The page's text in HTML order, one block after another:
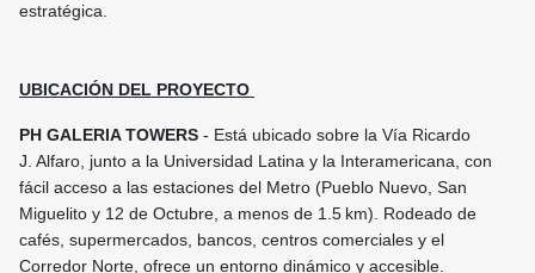
estratégica.
UBICACIÓN DEL PROYECTO
PH GALERIA TOWERS - Está ubicado sobre la Vía Ricardo
J. Alfaro, junto a la Universidad Latina y la Interamericana, con
fácil acceso a las estaciones del Metro (Pueblo Nuevo, San
Miguelito y 12 de Octubre, a menos de 1.5 km). Rodeado de
cafés, supermercados, bancos, centros comerciales y el
Corredor Norte, ofrece un entorno dinámico y accesible.